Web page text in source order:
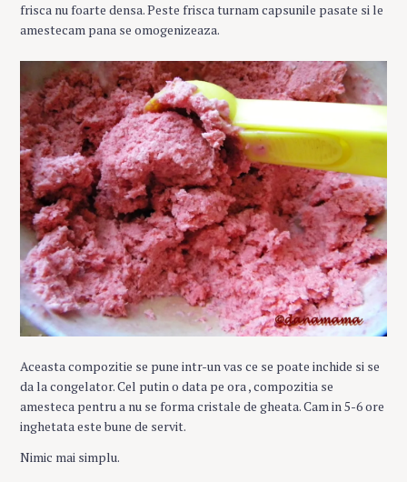
frisca nu foarte densa. Peste frisca turnam capsunile pasate si le
amestecam pana se omogenizeaza.
Aceasta compozitie se pune intr-un vas ce se poate inchide si se
da la congelator. Cel putin o data pe ora , compozitia se
amesteca pentru a nu se forma cristale de gheata. Cam in 5-6 ore
inghetata este bune de servit.
Nimic mai simplu.